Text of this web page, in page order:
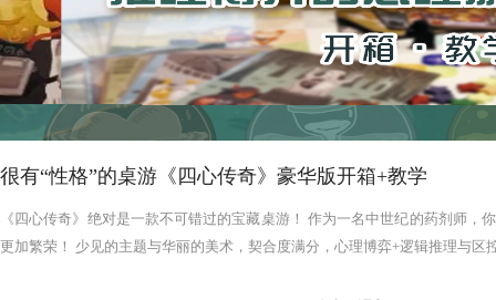
很有“性格”的桌游《四心传奇》豪华版开箱+教学
《四心传奇》绝对是一款不可错过的宝藏桌游！ 作为一名中世纪的药剂师，
更加繁荣！ 少见的主题与华丽的美术，契合度满分，心理博弈+逻辑推理与区